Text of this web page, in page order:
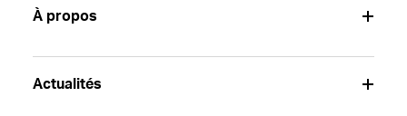
À propos
Actualités